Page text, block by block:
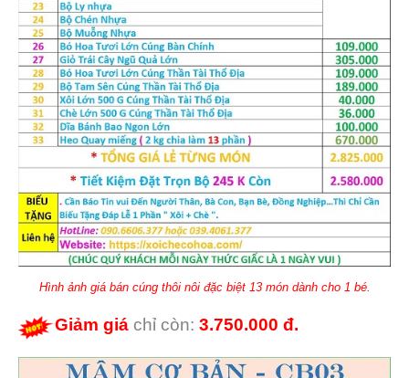
Hình ảnh giá bán cúng thôi nôi đặc biệt 13 món dành cho 1 bé.
Giảm giá chỉ còn: 3.750.000 đ.